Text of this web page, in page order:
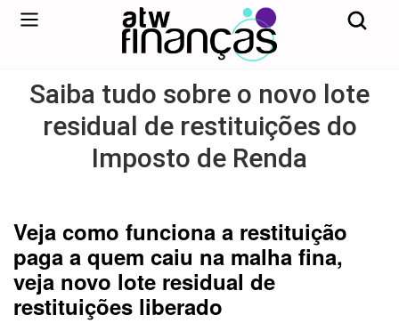
Saiba tudo sobre o novo lote
residual de restituições do
Imposto de Renda
Veja como funciona a restituição
paga a quem caiu na malha fina,
veja novo lote residual de
restituições liberado